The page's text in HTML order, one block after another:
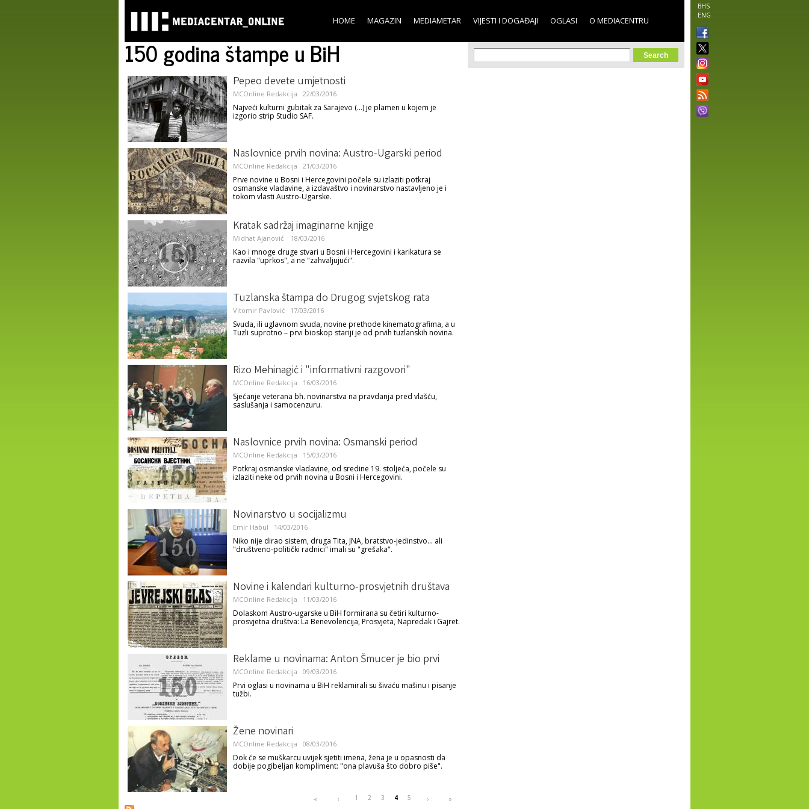
main
content
BHS
ENG
HOME MAGAZIN MEDIAMETAR VIJESTI I DOGAĐAJI OGLASI O MEDIACENTRU
150 godina štampe u BiH
Pepeo devete umjetnosti
MCOnline Redakcija 22/03/2016
Najveći kulturni gubitak za Sarajevo (...) je plamen u kojem je
izgorio strip Studio SAF.
Naslovnice prvih novina: Austro-Ugarski period
MCOnline Redakcija 21/03/2016
Prve novine u Bosni i Hercegovini počele su izlaziti potkraj
osmanske vladavine, a izdavaštvo i novinarstvo nastavljeno je i
tokom vlasti Austro-Ugarske.
Kratak sadržaj imaginarne knjige
Midhat Ajanović 18/03/2016
Kao i mnoge druge stvari u Bosni i Hercegovini i karikatura se
razvila "uprkos", a ne "zahvaljujući".
Tuzlanska štampa do Drugog svjetskog rata
Vitomir Pavlović 17/03/2016
Svuda, ili uglavnom svuda, novine prethode kinematografima, a u
Tuzli suprotno – prvi bioskop stariji je od prvih tuzlanskih novina.
Rizo Mehinagić i "informativni razgovori"
MCOnline Redakcija 16/03/2016
Sjećanje veterana bh. novinarstva na pravdanja pred vlašću,
saslušanja i samocenzuru.
Naslovnice prvih novina: Osmanski period
MCOnline Redakcija 15/03/2016
Potkraj osmanske vladavine, od sredine 19. stoljeća, počele su
izlaziti neke od prvih novina u Bosni i Hercegovini.
Novinarstvo u socijalizmu
Emir Habul 14/03/2016
Niko nije dirao sistem, druga Tita, JNA, bratstvo-jedinstvo... ali
"društveno-politički radnici" imali su "grešaka".
Novine i kalendari kulturno-prosvjetnih društava
MCOnline Redakcija 11/03/2016
Dolaskom Austro-ugarske u BiH formirana su četiri kulturno-
prosvjetna društva: La Benevolencija, Prosvjeta, Napredak i Gajret.
Reklame u novinama: Anton Šmucer je bio prvi
MCOnline Redakcija 09/03/2016
Prvi oglasi u novinama u BiH reklamirali su šivaću mašinu i pisanje
tužbi.
Žene novinari
MCOnline Redakcija 08/03/2016
Dok će se muškarcu uvijek sjetiti imena, žena je u opasnosti da
dobije pogibeljan kompliment: "ona plavuša što dobro piše".
Pages « ‹ 1 2 3 4 5 › »
Search form
Search